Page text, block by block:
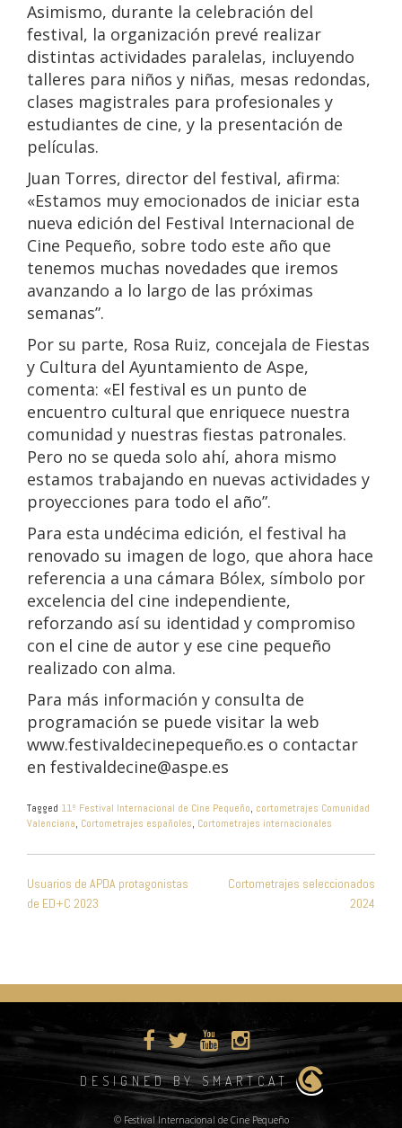
Asimismo, durante la celebración del
festival, la organización prevé realizar
distintas actividades paralelas, incluyendo
talleres para niños y niñas, mesas redondas,
clases magistrales para profesionales y
estudiantes de cine, y la presentación de
películas.
Juan Torres, director del festival, afirma:
«Estamos muy emocionados de iniciar esta
nueva edición del Festival Internacional de
Cine Pequeño, sobre todo este año que
tenemos muchas novedades que iremos
avanzando a lo largo de las próximas
semanas”.
Por su parte, Rosa Ruiz, concejala de Fiestas
y Cultura del Ayuntamiento de Aspe,
comenta: «El festival es un punto de
encuentro cultural que enriquece nuestra
comunidad y nuestras fiestas patronales.
Pero no se queda solo ahí, ahora mismo
estamos trabajando en nuevas actividades y
proyecciones para todo el año”.
Para esta undécima edición, el festival ha
renovado su imagen de logo, que ahora hace
referencia a una cámara Bólex, símbolo por
excelencia del cine independiente,
reforzando así su identidad y compromiso
con el cine de autor y ese cine pequeño
realizado con alma.
Para más información y consulta de
programación se puede visitar la web
www.festivaldecinepequeño.es o contactar
en festivaldecine@aspe.es
Tagged 11º Festival Internacional de Cine Pequeño, cortometrajes Comunidad
Valenciana, Cortometrajes españoles, Cortometrajes internacionales
DE
Usuarios de APDA protagonistas
de ED+C 2023
Cortometrajes seleccionados
2024
DESIGNED BY SMARTCAT
© Festival Internacional de Cine Pequeño